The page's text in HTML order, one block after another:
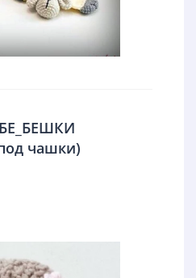
чашки)